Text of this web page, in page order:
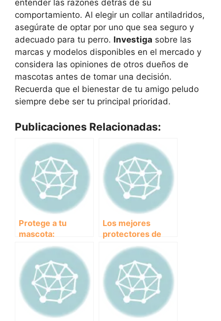
entender las razones detrás de su
comportamiento. Al elegir un collar antiladridos,
asegúrate de optar por uno que sea seguro y
adecuado para tu perro. Investiga sobre las
marcas y modelos disponibles en el mercado y
considera las opiniones de otros dueños de
mascotas antes de tomar una decisión.
Recuerda que el bienestar de tu amigo peludo
siempre debe ser tu principal prioridad.
Publicaciones Relacionadas:
Protege a tu
mascota:
Descubre los
mejores collares
antiparasitarios del
mercado
Los mejores
protectores de
maletero para
llevar a tu perro de
paseo sin
preocupaciones